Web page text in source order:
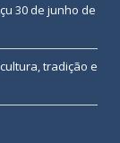
30 de junho de
tradição e